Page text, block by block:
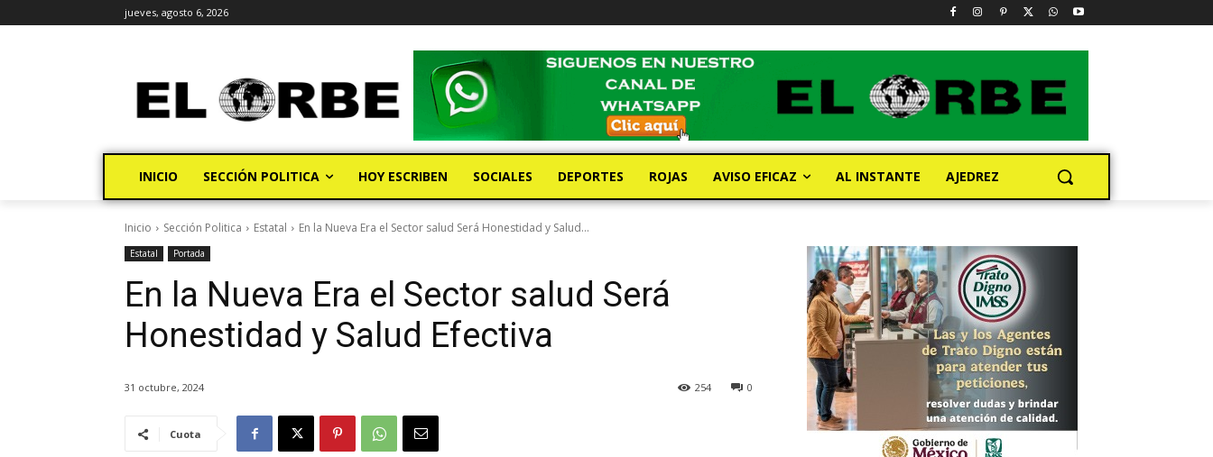
jueves, agosto 6, 2026
INICIO SECCIÓN POLITICA HOY ESCRIBEN SOCIALES DEPORTES ROJAS AVISO EFICAZ AL INSTANTE AJEDREZ
Inicio Sección Politica Estatal En la Nueva Era el Sector salud Será Honestidad y Salud...
Estatal Portada
En la Nueva Era el Sector salud Será
Honestidad y Salud Efectiva
31 octubre, 2024 0
254
Cuota